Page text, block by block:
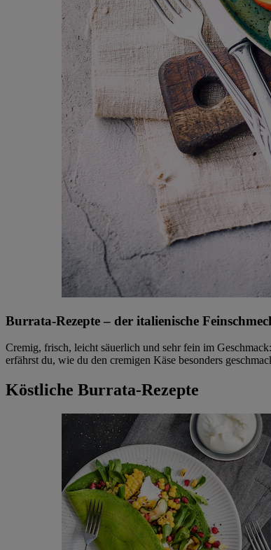
Burrata-Rezepte – der italienische
Cremig, frisch, leicht säuerlich und sehr fein im
erfährst du, wie du den cremigen Käse besonders
Köstliche Burrata-Rezepte